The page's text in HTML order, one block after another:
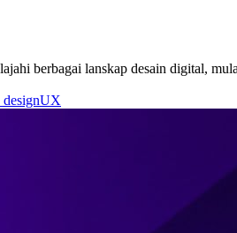
berbagai lanskap desain digital,
UX